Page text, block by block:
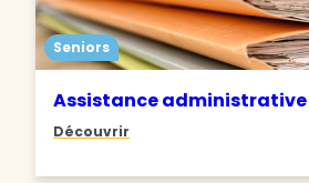
Seniors
Assistance administrative
Découvrir